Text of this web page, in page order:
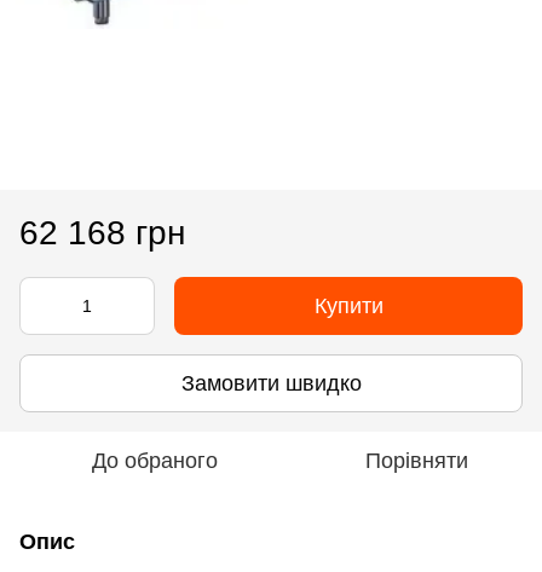
62 168 грн
Купити
Замовити швидко
До обраного Порівняти
Опис